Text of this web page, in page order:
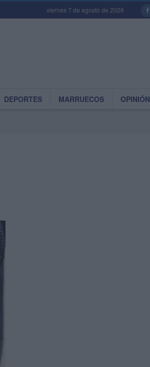
viernes 7 de agosto de 2026
DEPORTES MARRUECOS OPINIÓN